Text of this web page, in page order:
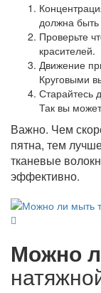
должна
Проверьте
красителей.
Движение
Круговыми
Старайтесь
Так вы
Важно. Чем
пятна, тем
тканевые
эффективно.
Можно